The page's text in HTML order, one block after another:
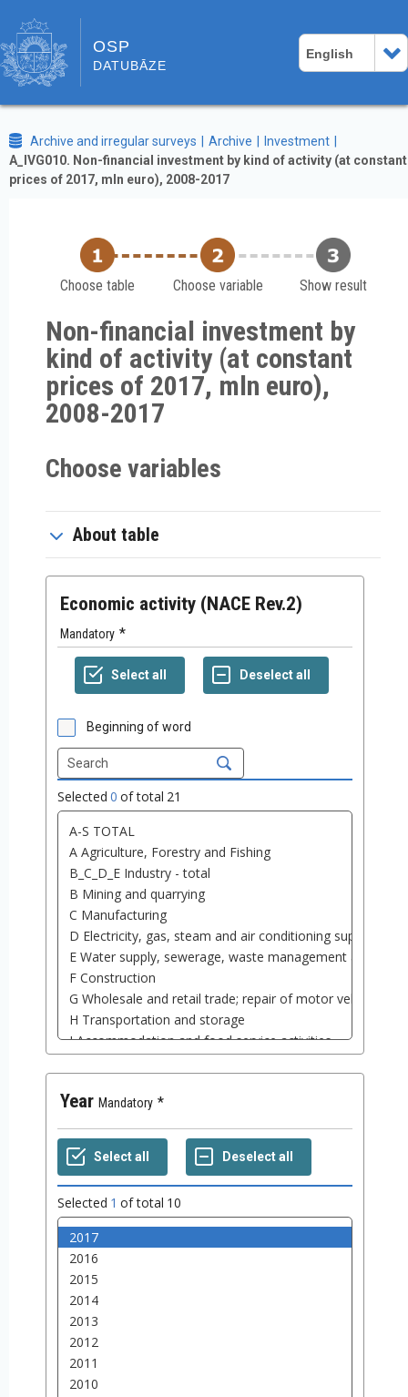
OSP
DATUBĀZE
English
Archive and irregular surveys Archive
Investment
A_IVG010. Non-financial investment by kind of activity (at constant
prices of 2017, mln euro), 2008-2017
Choose table Choose variable Show result
Non-financial investment by
kind of activity (at constant
prices of 2017, mln euro),
2008-2017
Choose variables
About table
Economic activity (NACE Rev.2)
Mandatory
Beginning of word
Selected 0 of total 21
Year Mandatory
Selected 1 of total 10